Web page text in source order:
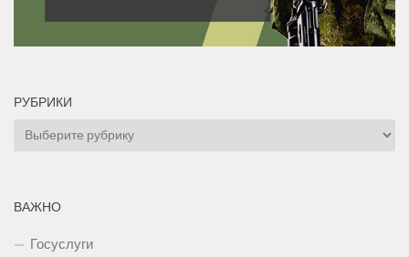
РУБРИКИ
Рубрики
ВАЖНО
Госуслуги